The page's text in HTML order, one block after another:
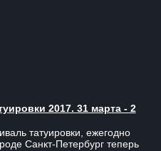
2017. 31 марта - 2
татуировки, ежегодно
Санкт-Петербург теперь